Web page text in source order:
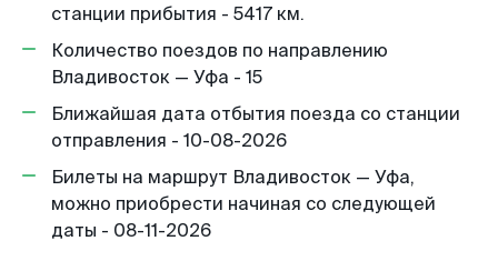
станции прибытия - 5417 км.
Количество поездов по направлению
Владивосток — Уфа - 15
Ближайшая дата отбытия поезда со станции
отправления - 10-08-2026
Билеты на маршрут Владивосток — Уфа,
можно приобрести начиная со следующей
даты - 08-11-2026